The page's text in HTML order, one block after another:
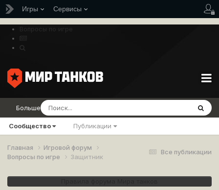
Игры Сервисы
Вопросы по игре
Больше
Сообщество Публикации
Все публикации
Главная
Игровой форум
Вопросы по игре
Защитник